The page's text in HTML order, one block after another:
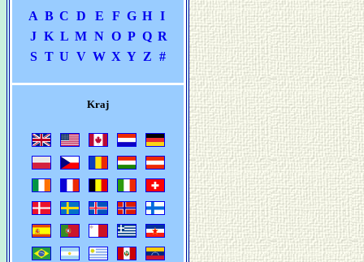
A B C D E F G H I
J K L M N O P Q R
S T U V W X Y Z #
Kraj